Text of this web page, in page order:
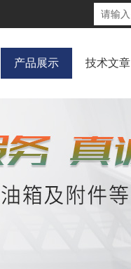
产品展示 技术文章